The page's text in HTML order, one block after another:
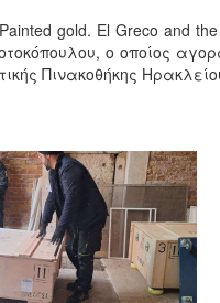
gold. El Greco and
ο οποίος
Πινακοθήκης